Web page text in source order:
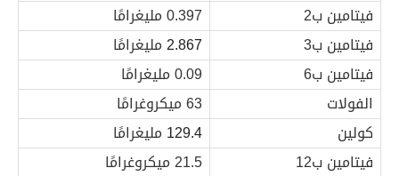
فيتامين ب2
0.397 مليغرامًا
فيتامين ب3
2.867مليغرامًا
فيتامين ب6
0.09 مليغرامًا
الفولات
63 ميكروغرامًا
كولين
129.4 مليغرامًا
فيتامين ب12
21.5 ميكروغرامًا